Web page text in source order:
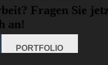
Fragen Sie
an!
PORTFOLIO